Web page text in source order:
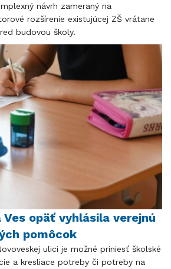
návrh zameraný na
rozšírenie existujúcej ZŠ vrátane
budovou školy.
Ves opäť vyhlásila verejnú
pomôcok
ulici je možné priniesť školské
a kresliace potreby či potreby na